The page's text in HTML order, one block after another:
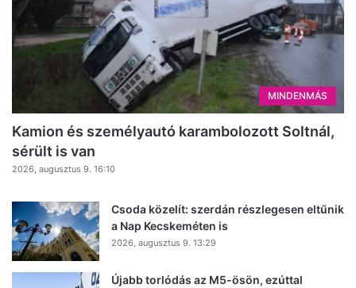
MINDENMÁS
Kamion és személyautó karambolozott Soltnál,
sérült is van
2026, augusztus 9. 16:10
Csoda közelít: szerdán részlegesen eltűnik
a Nap Kecskeméten is
2026, augusztus 9. 13:29
Újabb torlódás az M5-ösön, ezúttal